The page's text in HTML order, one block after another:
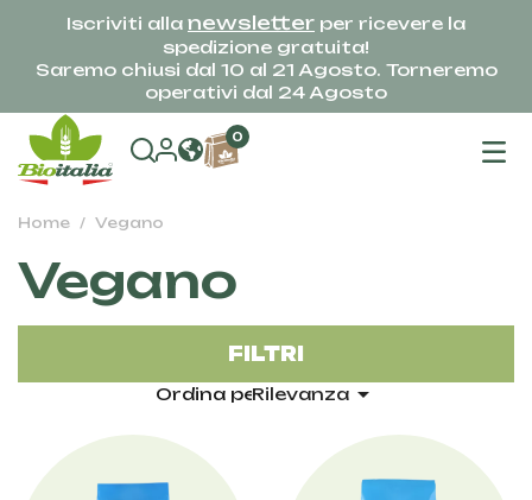
Iscriviti alla newsletter per ricevere la
spedizione gratuita!
Saremo chiusi dal 10 al 21 Agosto. Torneremo
operativi dal 24 Agosto
0
Home Vegano
Vegano
Ordina per:Rilevanza
FILTRI